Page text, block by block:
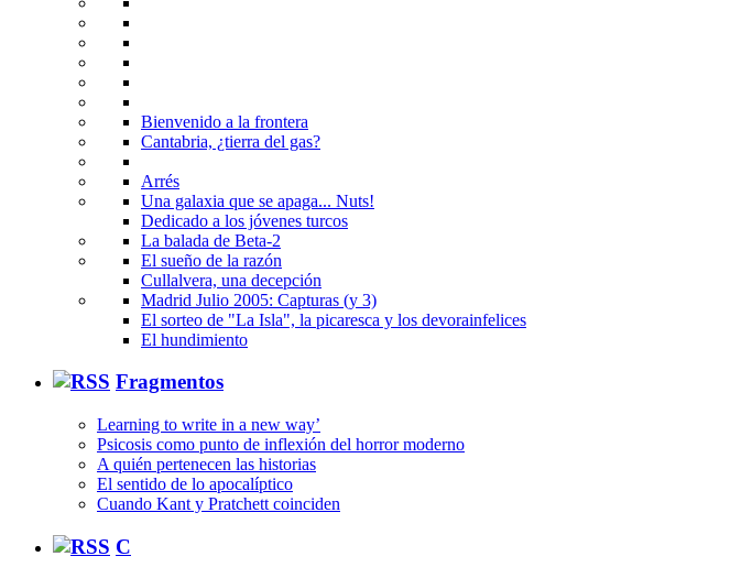
Bienvenido a la frontera
Cantabria, ¿tierra del gas?
Arrés
Una galaxia que se apaga... Nuts!
Dedicado a los jóvenes turcos
La balada de Beta-2
El sueño de la razón
Cullalvera, una decepción
Madrid Julio 2005: Capturas (y 3)
El sorteo de "La Isla", la picaresca y los devorainfelices
El hundimiento
Fragmentos
Learning to write in a new way’
Psicosis como punto de inflexión del horror moderno
A quién pertenecen las historias
El sentido de lo apocalíptico
Cuando Kant y Pratchett coinciden
C